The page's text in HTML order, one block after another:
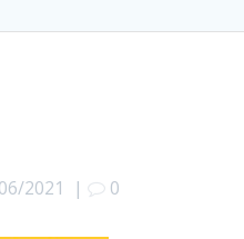
2021 | 0